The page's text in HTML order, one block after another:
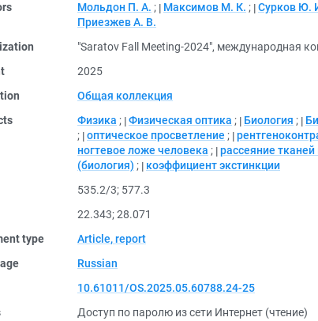
Мольдон П. А. ; Максимов М. К. ; Сурков Ю.
Приезжев А. В.
"Saratov Fall Meeting-2024", международная
2025
Общая коллекция
Физика ; Физическая оптика ; Биология ;
; оптическое просветление ;
ногтевое ложе человека ; рассеяние
(биология) ;
коэффициент экстинкции
535.2/3; 577.3
22.343;28.071
type
Article, report
Russian
10.61011/OS.2025.05.60788.24-25
Доступ по паролю из сети Интернет (чтение)